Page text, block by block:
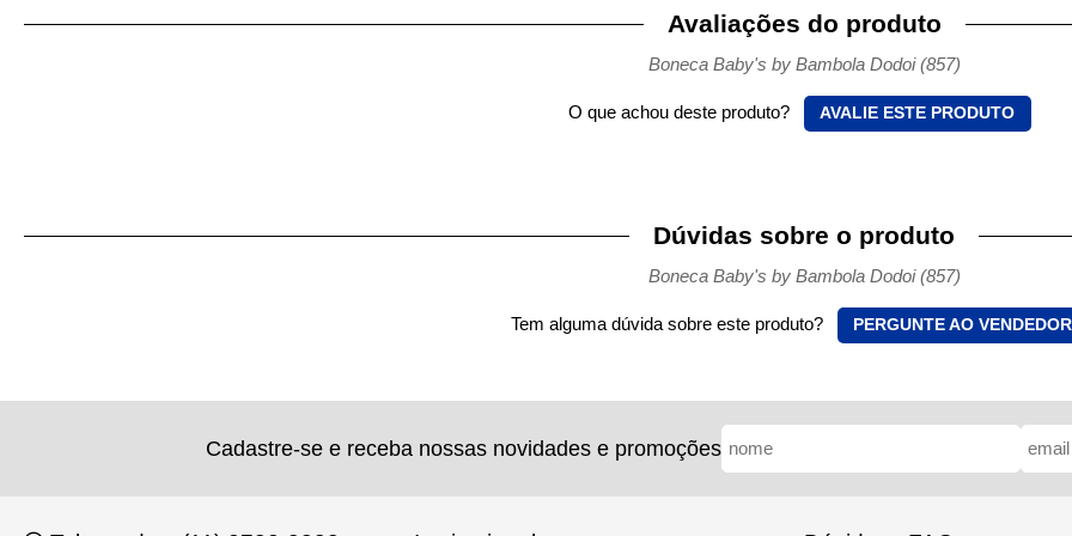
Avaliações do produto
Boneca Baby's by Bambola Dodoi (857)
O que achou deste produto? AVALIE ESTE PRODUTO
Dúvidas sobre o produto
Boneca Baby's by Bambola Dodoi (857)
Tem alguma dúvida sobre este produto? PERGUNTE AO VENDEDOR
Cadastre-se e receba nossas novidades e promoções